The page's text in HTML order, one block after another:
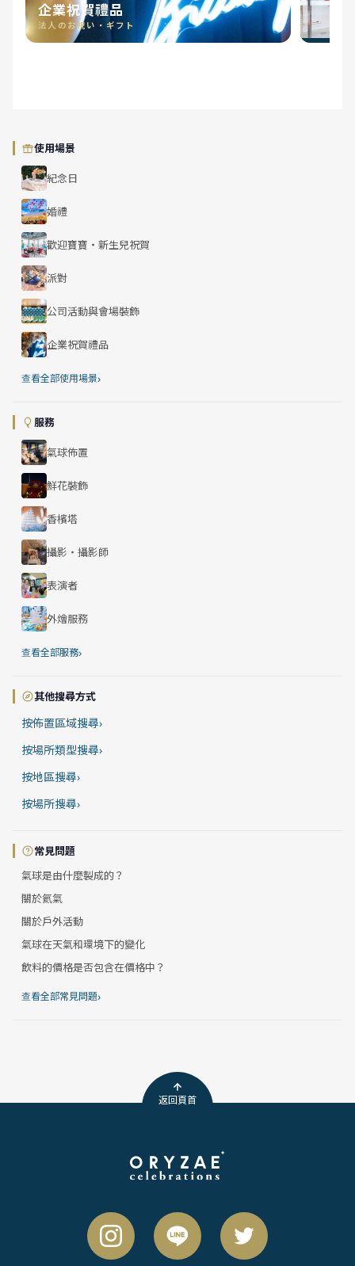
使用場景
紀念日
婚禮
歡迎寶寶・新生兒祝賀
派對
公司活動與會場裝飾
企業祝賀禮品
查看全部使用場景›
服務
氣球佈置
鮮花裝飾
香檳塔
攝影・攝影師
表演者
外燴服務
查看全部服務›
其他搜尋方式
按佈置區域搜尋›
按場所類型搜尋›
按地區搜尋›
按場所搜尋›
常見問題
氣球是由什麼製成的？
關於氦氣
關於戶外活動
氣球在天氣和環境下的變化
飲料的價格是否包含在價格中？
查看全部常見問題›
企業祝賀禮品
法人のお祝い・ギフト
返回頁首